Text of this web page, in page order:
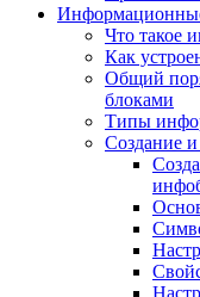
Что такое
Как
Общий
блоками
Типы
Создание